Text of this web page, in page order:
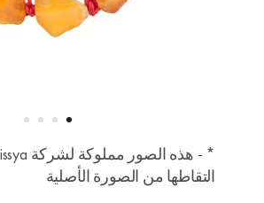
التقاطها من الصورة الأصلية